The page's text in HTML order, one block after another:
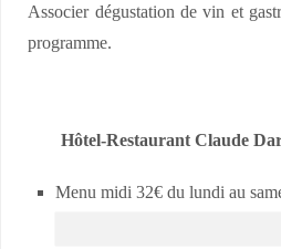
Associer dégustation de vin et
programme.
Hôtel-Restaurant Claude
Menu midi 32€ du lundi au